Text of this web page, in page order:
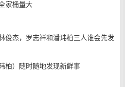
家桶量大
俊杰，罗志祥和潘玮柏三人谁会先发
柏）随时随地发现新鲜事